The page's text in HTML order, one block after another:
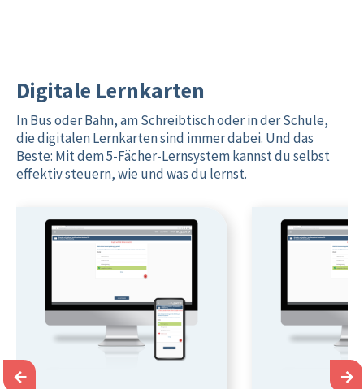
Digitale Lernkarten
In Bus oder Bahn, am Schreibtisch oder in der Schule,
die digitalen Lernkarten sind immer dabei. Und das
Beste: Mit dem 5-Fächer-Lernsystem kannst du selbst
effektiv steuern, wie und was du lernst.
← →